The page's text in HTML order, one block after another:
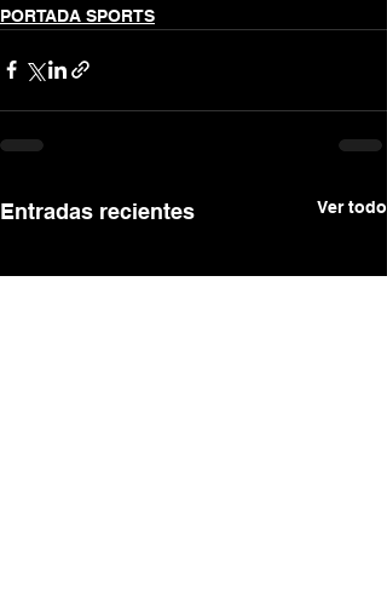
PORTADA SPORTS
Entradas recientes Ver todo